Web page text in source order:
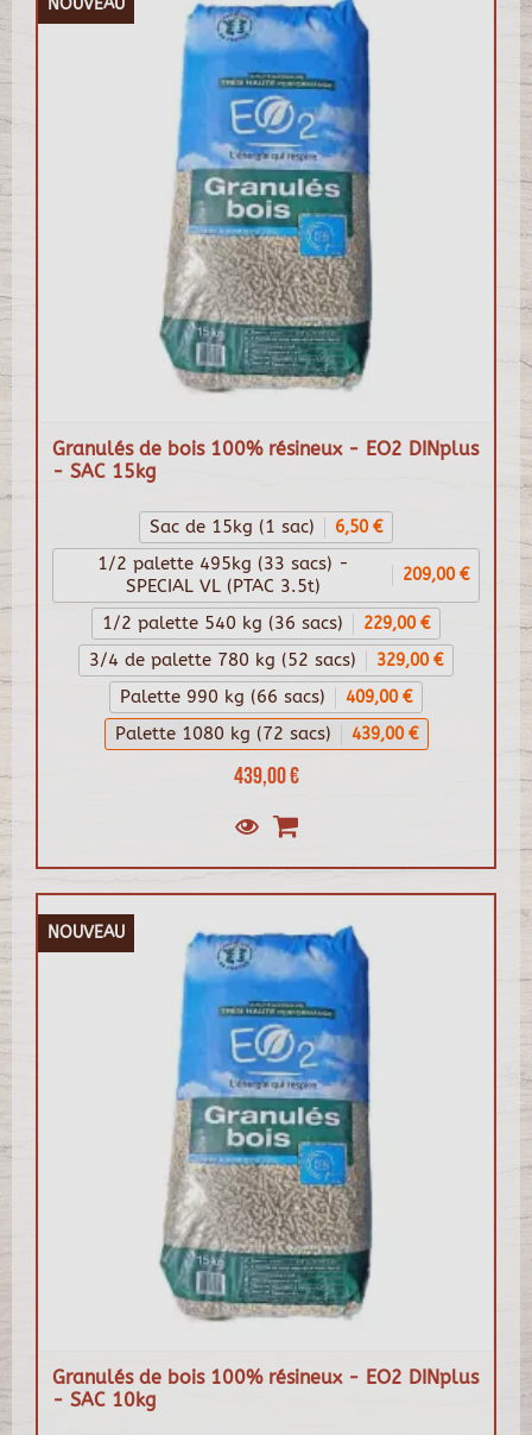
NOUVEAU
Granulés de bois 100% résineux - EO2 DINplus
- SAC 15kg
439,00 €
Sac de 15kg (1 sac) 6,50 €
1/2 palette 495kg (33 sacs) -
SPECIAL VL (PTAC 3.5t)
209,00 €
1/2 palette 540 kg (36 sacs) 229,00 €
3/4 de palette 780 kg (52 sacs) 329,00 €
Palette 990 kg (66 sacs) 409,00 €
Palette 1080 kg (72 sacs) 439,00 €
NOUVEAU
Granulés de bois 100% résineux - EO2 DINplus
- SAC 10kg